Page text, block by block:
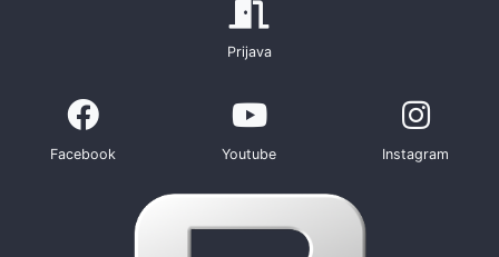
Prijava
Facebook Youtube Instagram